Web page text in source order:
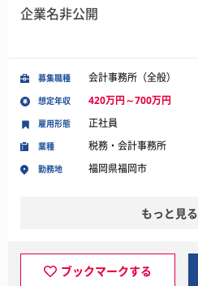
企業名非公開
募集職種 会計事務所（全般）
想定年収 420万円～700万円
業種 税務・会計事務所
勤務地 福岡県福岡市
雇用形態 正社員
もっと見る
ブックマークする